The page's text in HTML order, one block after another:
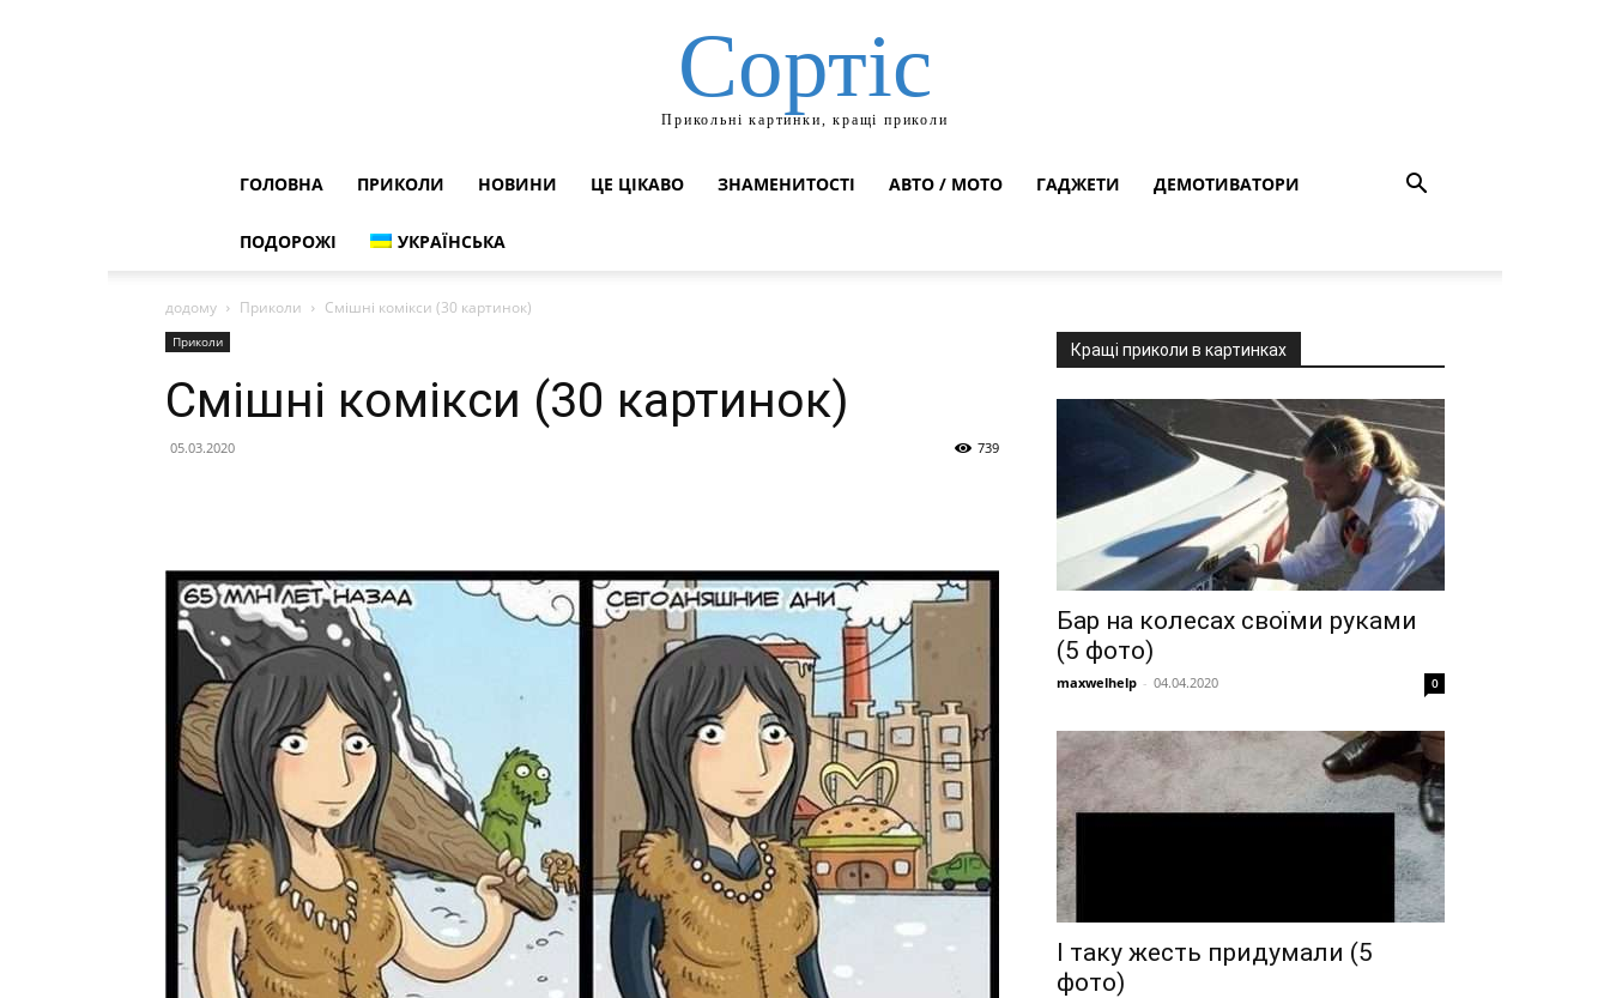
Сортіс
Прикольні картинки, кращі приколи
ГОЛОВНА ПРИКОЛИ НОВИНИ ЦЕ ЦІКАВО ЗНАМЕНИТОСТІ АВТО / МОТО ГАДЖЕТИ ДЕМОТИВАТОРИ
ПОДОРОЖІ УКРАЇНСЬКА
додому Приколи Смішні комікси (30 картинок)
Приколи
Смішні комікси (30 картинок)
05.03.2020 739
Кращі приколи в картинках
Бар на колесах своїми руками
(5 фото)
maxwelhelp - 04.04.2020 0
І таку жесть придумали (5
фото)